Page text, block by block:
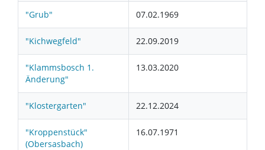
"Grub" 07.02.1969
"Kichwegfeld" 22.09.2019
"Klammsbosch 1.
Änderung"
13.03.2020
"Klostergarten" 22.12.2024
"Kroppenstück"
(Obersasbach)
16.07.1971